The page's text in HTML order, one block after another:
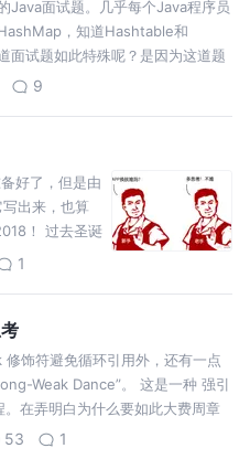
Java面试题。几乎每个Java程序员
，知道Hashtable和
面试题如此特殊呢？是因为这道题
或中高级面试中。投资银行…
9
好了，但是由
出来，也算
！ 过去圣诞
节日，今年的
1
饰符避免循环引用外，还有一点
Weak Dance”。 这是一种 强引
在弄明白为什么要如此大费周章
什么问…
53 1